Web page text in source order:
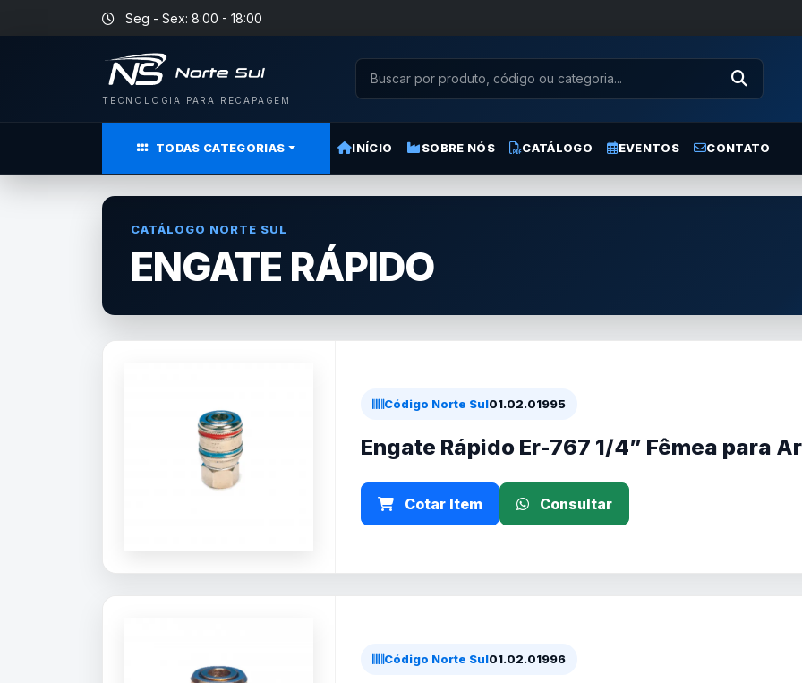
Seg - Sex: 8:00 - 18:00
TECNOLOGIA PARA RECAPAGEM
TODAS CATEGORIAS INÍCIO SOBRE NÓS CATÁLOGO EVENTOS CONTATO
CATÁLOGO NORTE SUL
ENGATE RÁPIDO
Código Norte Sul01.02.01995
Engate Rápido Er-767 1/4” Fêmea para Ar
Cotar Item Consultar
Código Norte Sul01.02.01996